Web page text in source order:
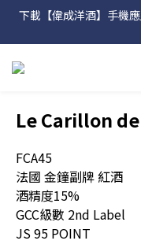
網店購滿
下載【偉成洋酒】手機
網店購
Le Carillon
FCA45
法國 金鐘副牌 紅酒
酒精度15%
GCC級數 2nd Label
JS 95 POINT